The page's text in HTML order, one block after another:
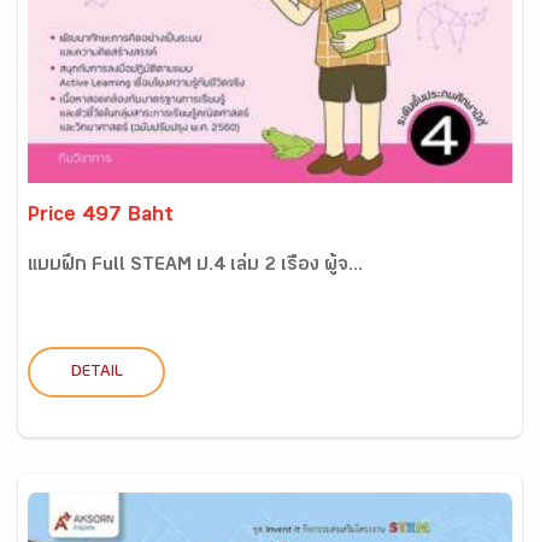
Price 497 Baht
แบบฝึก Full STEAM ป.4 เล่ม 2 เรื่อง ผู้จ...
DETAIL